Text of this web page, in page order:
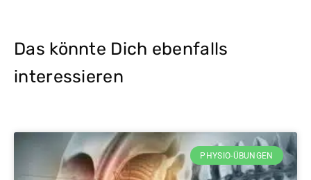
Das könnte Dich ebenfalls
interessieren
PHYSIO-ÜBUNGEN